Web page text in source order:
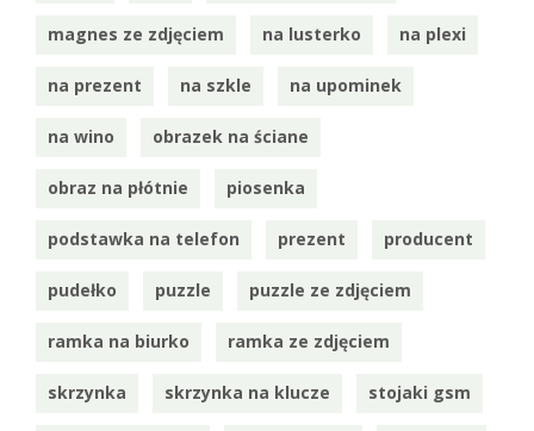
magnes ze zdjęciem na lusterko na plexi
na prezent na szkle na upominek
na wino obrazek na ściane
obraz na płótnie piosenka
podstawka na telefon prezent producent
pudełko puzzle puzzle ze zdjęciem
ramka na biurko ramka ze zdjęciem
skrzynka skrzynka na klucze stojaki gsm